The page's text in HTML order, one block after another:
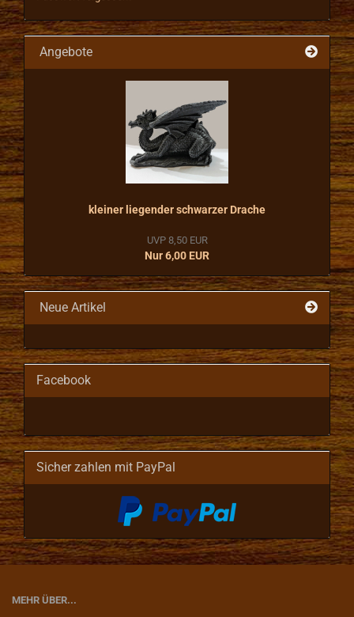
Angebote
kleiner liegender schwarzer Drache
UVP 8,50 EUR
Nur 6,00 EUR
Neue Artikel
Facebook
Sicher zahlen mit PayPal
MEHR ÜBER...